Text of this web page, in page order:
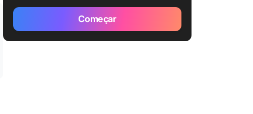
Começar